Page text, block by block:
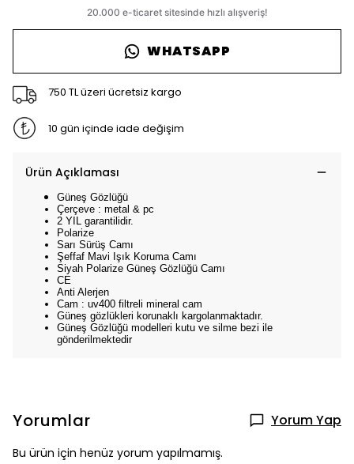
WHATSAPP
750 TL üzeri ücretsiz kargo
10 gün içinde iade değişim
Ürün Açıklaması
Güneş Gözlüğü
Çerçeve : metal & pc
2 YIL garantilidir.
Polarize
Sarı Sürüş Camı
Şeffaf Mavi Işık Koruma Camı
Siyah Polarize Güneş Gözlüğü Camı
CE
Anti Alerjen
Cam : uv400 filtreli mineral cam
Güneş gözlükleri korunaklı kargolanmaktadır.
Güneş Gözlüğü modelleri kutu ve silme bezi ile
gönderilmektedir
Yorumlar Yorum Yap
Bu ürün için henüz yorum yapılmamış.